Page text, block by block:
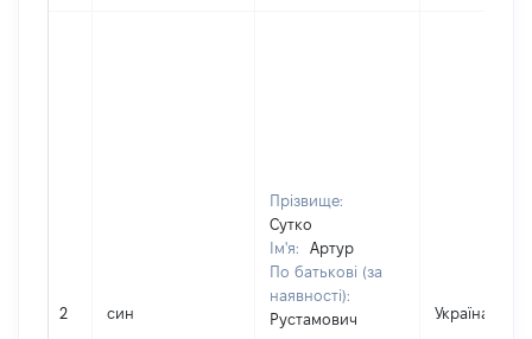
2 син
Прізвище:
Сутко
Ім'я:
Артур
По батькові (за
наявності):
Рустамович
Україна